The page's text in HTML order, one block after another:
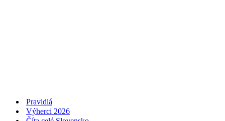
Pravidlá
Výherci 2026